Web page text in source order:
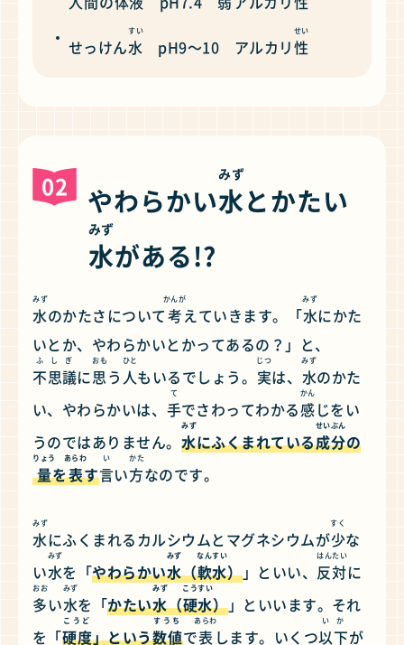
せっけん水
すい
pH9～10 アルカリ性
せい
02 やわらかい水
みず
とかたい
水
みず
がある!?
水
みず
のかたさについて考
かんが
えていきます。「水
みず
にかた
いとか、やわらかいとかってあるの？」と、
不思議
ふしぎ
に思
おも
う 人
ひと
もいるでしょう。 実
じつ
は、 水
みず
のかた
い、やわらかいは、 手
て
でさわってわかる感
かん
じをい
うのではありません。 水
みず
にふくまれている成分
せいぶん
の
量
りょう
を表
あらわ
す言
い
い方
かた
なのです。
水
みず
にふくまれるカルシウムとマグネシウムが少
すく
な
い水
みず
を「やわらかい水
みず
（軟水
なんすい
）」といい、 反対
はんたい
に
多
おお
い水
みず
を「かたい水
みず
（硬水
こうすい
）」といいます。それ
を「硬度
こうど
」という数値
すうち
で表
あらわ
します。いくつ以下
いか
が